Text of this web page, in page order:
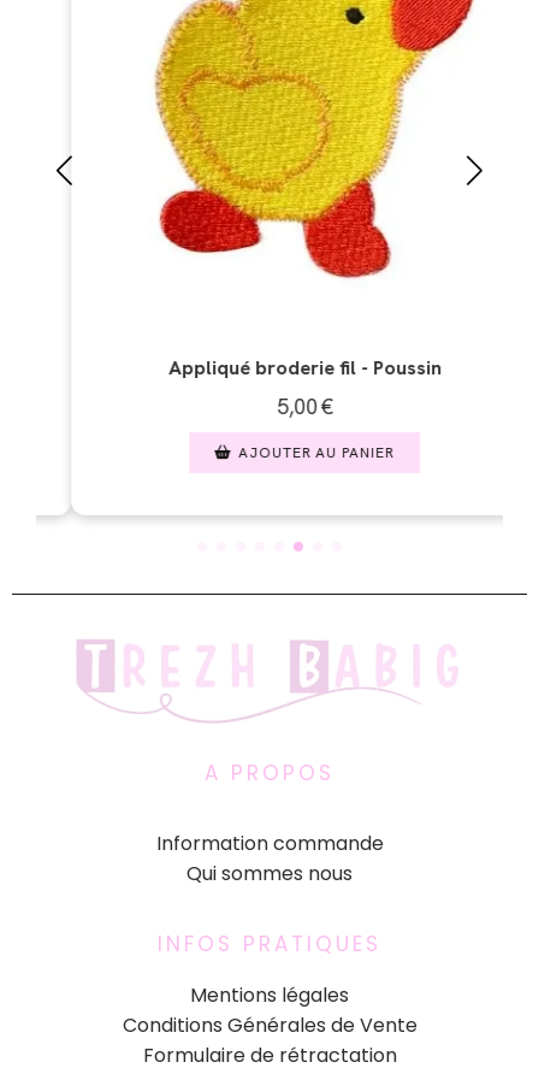
broderie fil - Poussin
A PROPOS
Information commande
Qui sommes nous
INFOS PRATIQUES
Mentions légales
Conditions Générales de Vente
Formulaire de rétractation